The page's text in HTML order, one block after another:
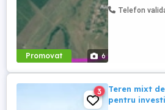
Promovat 6
Telefon
3
Teren mixt
pentru